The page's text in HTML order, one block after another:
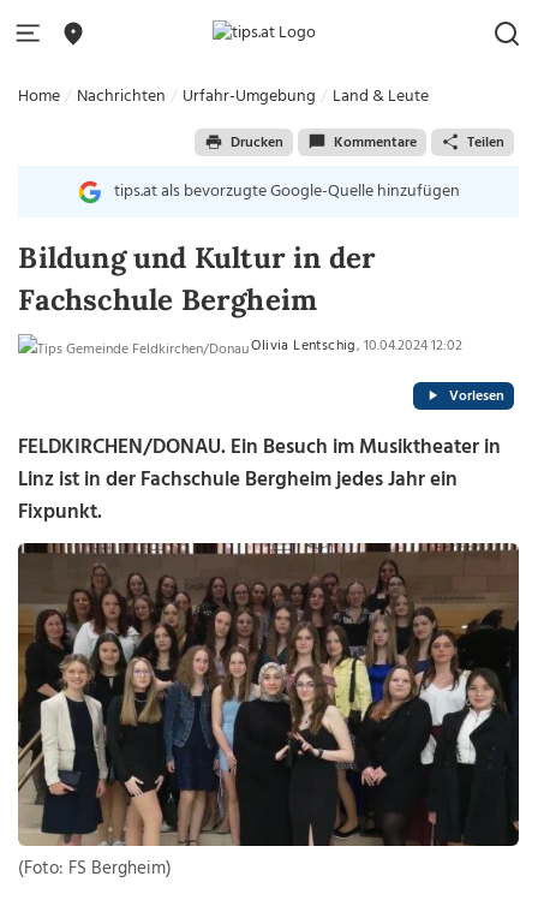
Home Nachrichten Urfahr-Umgebung Land & Leute
Drucken Kommentare Teilen
tips.at als bevorzugte Google-Quelle hinzufügen
Bildung und Kultur in der
Fachschule Bergheim
Olivia Lentschig, 10.04.2024 12:02
Vorlesen
FELDKIRCHEN/DONAU. Ein Besuch im Musiktheater in
Linz ist in der Fachschule Bergheim jedes Jahr ein
Fixpunkt.
(Foto: FS Bergheim)